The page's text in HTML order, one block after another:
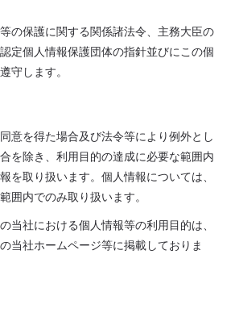
の保護に関する関係諸法令、主務大臣の
定個人情報保護団体の指針並びにこの個
守します。
意を得た場合及び法令等により例外とし
を除き、利用目的の達成に必要な範囲内
を取り扱います。個人情報については、
囲内でのみ取り扱います。
の当社における個人情報等の利用目的は、
当社ホームページ等に掲載しておりま